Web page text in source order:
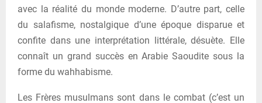
avec la réalité du monde moderne. D’autre part, celle
du salafisme, nostalgique d’une époque disparue et
confite dans une interprétation littérale, désuète. Elle
connaît un grand succès en Arabie Saoudite sous la
forme du wahhabisme.
Les Frères musulmans sont dans le combat (c’est un